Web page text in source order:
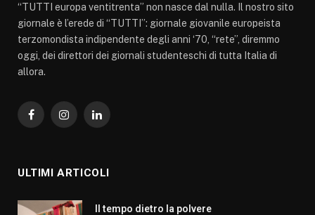
“TUTTI europa ventitrenta” non nasce dal nulla. Il nostro sito
giornale è l’erede di “TUTTI”: giornale giovanile europeista
terzomondista indipendente degli anni ‘70, “rete”, diremmo
oggi, dei direttori dei giornali studenteschi di tutta Italia di
allora.
FacebookInstagramLinkedIn
ULTIMI ARTICOLI
Il tempo dietro la polvere